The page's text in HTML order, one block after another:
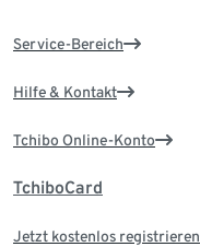
Service-Bereich
Hilfe & Kontakt
Tchibo Online-Konto
TchiboCard
Jetzt kostenlos registrieren